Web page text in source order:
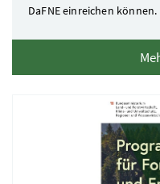
DaFNE einreichen können.